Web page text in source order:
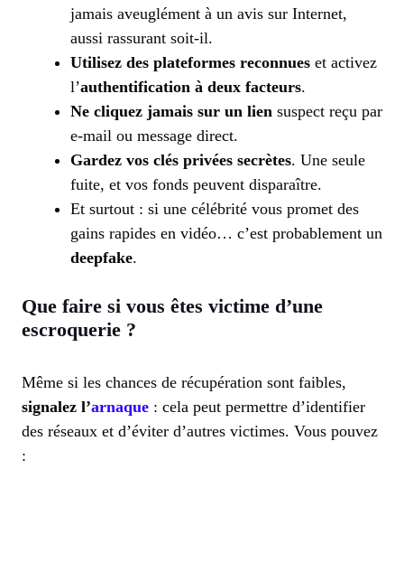
jamais aveuglément à un avis sur Internet,
aussi rassurant soit-il.
Utilisez des plateformes reconnues et activez
l’authentification à deux facteurs.
Ne cliquez jamais sur un lien suspect reçu par
e-mail ou message direct.
Gardez vos clés privées secrètes. Une seule
fuite, et vos fonds peuvent disparaître.
Et surtout : si une célébrité vous promet des
gains rapides en vidéo… c’est probablement un
deepfake.
Que faire si vous êtes victime d’une
escroquerie ?
Même si les chances de récupération sont faibles,
signalez l’arnaque : cela peut permettre d’identifier
des réseaux et d’éviter d’autres victimes. Vous pouvez
: